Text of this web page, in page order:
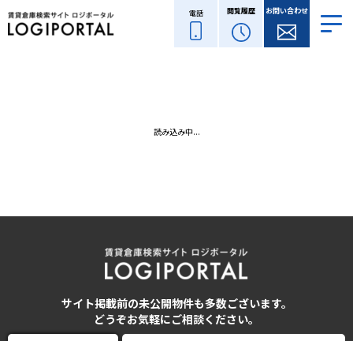
電話 閲覧履歴 お問い合わせ
読み込み中...
サイト掲載前の未公開物件も多数ございます。
どうぞお気軽にご相談ください。